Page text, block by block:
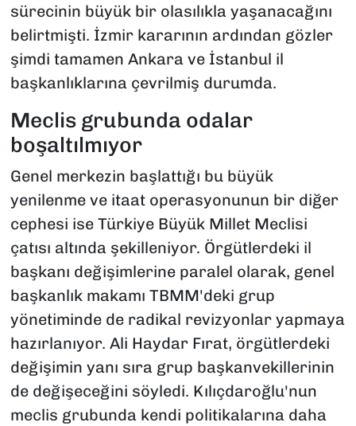
sürecinin büyük bir olasılıkla yaşanacağını
belirtmişti. İzmir kararının ardından gözler
şimdi tamamen Ankara ve İstanbul il
başkanlıklarına çevrilmiş durumda.
Meclis grubunda odalar
boşaltılmıyor
Genel merkezin başlattığı bu büyük
yenilenme ve itaat operasyonunun bir diğer
cephesi ise Türkiye Büyük Millet Meclisi
çatısı altında şekilleniyor. Örgütlerdeki il
başkanı değişimlerine paralel olarak, genel
başkanlık makamı TBMM'deki grup
yönetiminde de radikal revizyonlar yapmaya
hazırlanıyor. Ali Haydar Fırat, örgütlerdeki
değişimin yanı sıra grup başkanvekillerinin
de değişeceğini söyledi. Kılıçdaroğlu'nun
meclis grubunda kendi politikalarına daha